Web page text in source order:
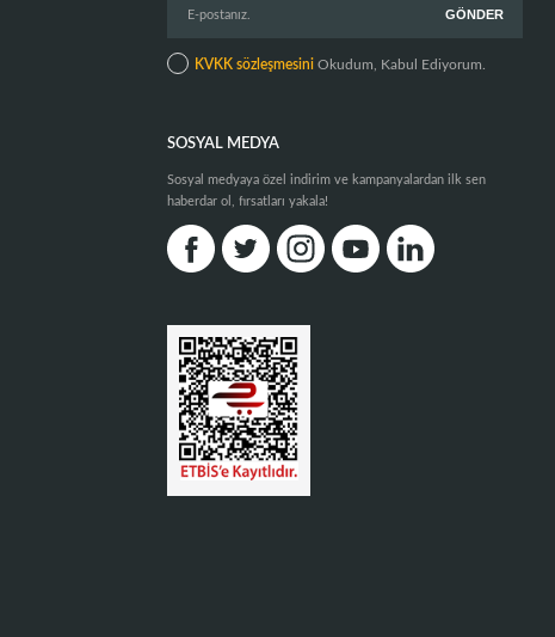
KVKK sözleşmesini Okudum, Kabul Ediyorum.
SOSYAL MEDYA
Sosyal medyaya özel indirim ve kampanyalardan ilk sen
haberdar ol, fırsatları yakala!